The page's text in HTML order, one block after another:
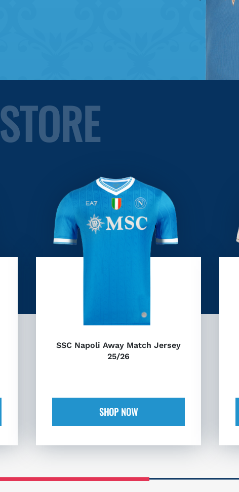
SSC Napoli Away Match Jersey
25/26
SHOP NOW